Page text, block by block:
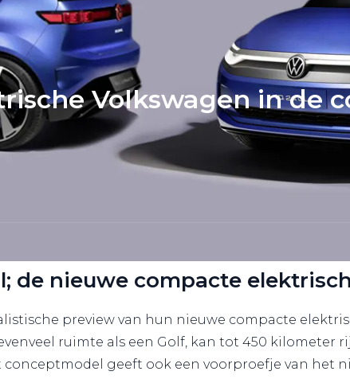
Volkswagen in de
de nieuwe compacte
preview van hun nieuwe compacte
ruimte als een Golf, kan tot 450 kilometer
geeft ook een voorproefje van het